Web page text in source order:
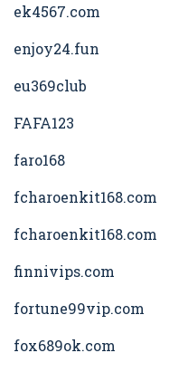
ek4567.com
enjoy24.fun
eu369club
FAFA123
faro168
fcharoenkit168.com
fcharoenkit168.com
finnivips.com
fortune99vip.com
fox689ok.com